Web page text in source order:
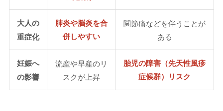
大人の
重症化
肺炎や脳炎を合
併しやすい
関節痛などを伴うことが
ある
妊娠へ
の影響
流産や早産のリ
スクが上昇
胎児の障害（先天性風疹
症候群）リスク